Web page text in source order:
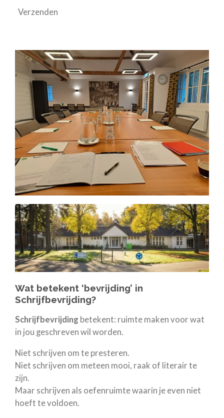
Verzenden
Wat betekent ‘bevrijding’ in
Schrijfbevrijding?
Schrijfbevrijding betekent: ruimte maken voor wat
in jou geschreven wil worden.
Niet schrijven om te presteren.
Niet schrijven om meteen mooi, raak of literair te
zijn.
Maar schrijven als oefenruimte waarin je even niet
hoeft te voldoen.